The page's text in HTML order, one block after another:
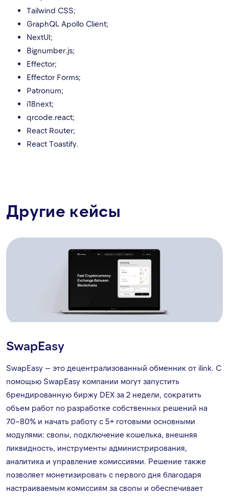
Tailwind CSS;
GraphQL Apollo Client;
NextUI;
Bignumber.js;
Effector;
Effector Forms;
Patronum;
i18next;
qrcode.react;
React Router;
React Toastify.
Другие кейсы
SwapEasy
SwapEasy — это децентрализованный обменник от ilink. С
помощью SwapEasy компании могут запустить
брендированную биржу DEX за 2 недели, сократить
объем работ по разработке собственных решений на
70–80% и начать работу с 5+ готовыми основными
модулями: свопы, подключение кошелька, внешняя
ликвидность, инструменты администрирования,
аналитика и управление комиссиями. Решение также
позволяет монетизировать с первого дня благодаря
настраиваемым комиссиям за свопы и обеспечивает